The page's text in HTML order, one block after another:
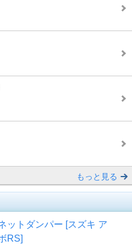
もっと見る
ットダンパー [スズキ ア
RS]